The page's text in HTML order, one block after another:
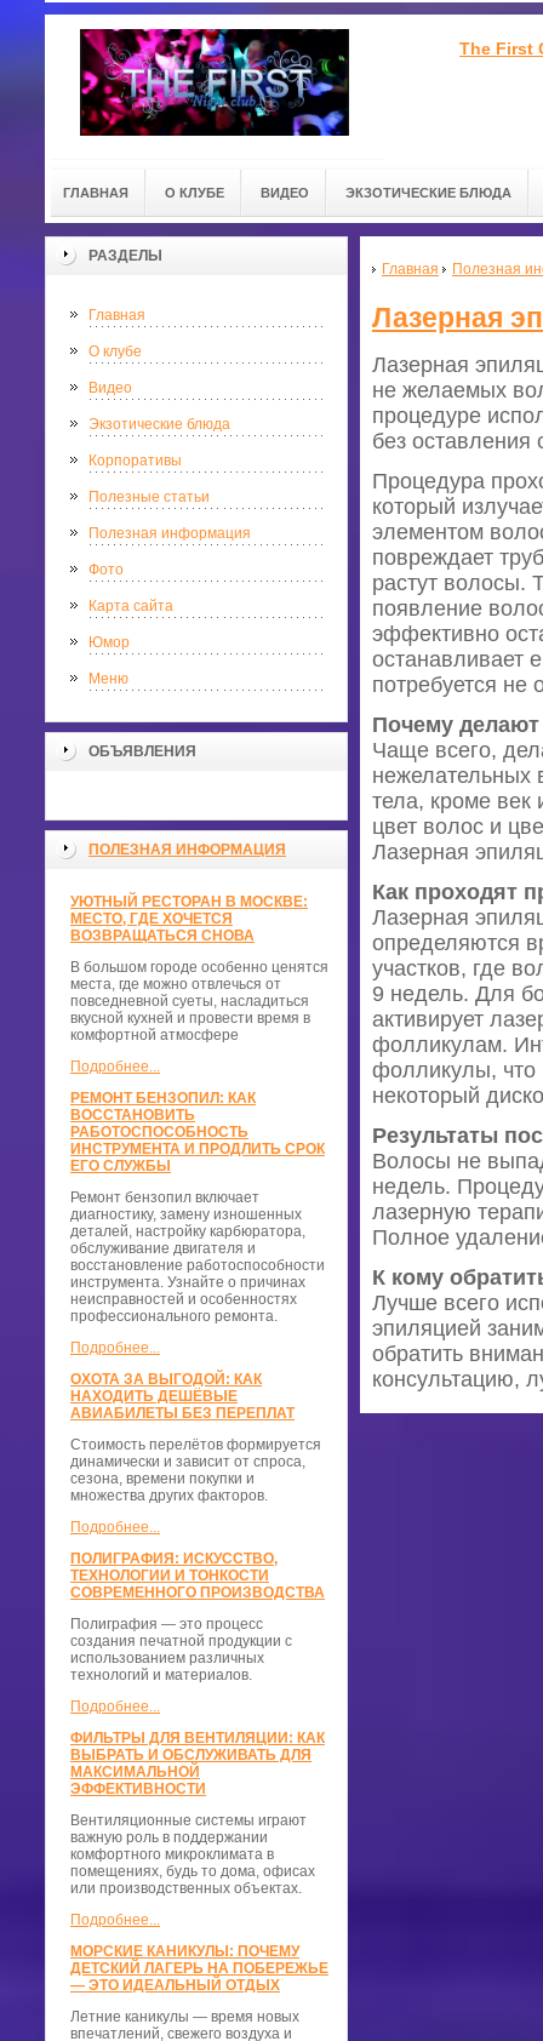
The First
ГЛАВНАЯ О КЛУБЕ ВИДЕО ЭКЗОТИЧЕСКИЕ БЛЮДА
РАЗДЕЛЫ
Главная
О клубе
Видео
Экзотические блюда
Корпоративы
Полезные статьи
Полезная информация
Фото
Карта сайта
Юмор
Меню
ОБЪЯВЛЕНИЯ
ПОЛЕЗНАЯ ИНФОРМАЦИЯ
УЮТНЫЙ РЕСТОРАН В МОСКВЕ:
МЕСТО, ГДЕ ХОЧЕТСЯ
ВОЗВРАЩАТЬСЯ СНОВА
В большом городе особенно ценятся
места, где можно отвлечься от
повседневной суеты, насладиться
вкусной кухней и провести время в
комфортной атмосфере
Подробнее...
РЕМОНТ БЕНЗОПИЛ: КАК
ВОССТАНОВИТЬ
РАБОТОСПОСОБНОСТЬ
ИНСТРУМЕНТА И ПРОДЛИТЬ СРОК
ЕГО СЛУЖБЫ
Ремонт бензопил включает
диагностику, замену изношенных
деталей, настройку карбюратора,
обслуживание двигателя и
восстановление работоспособности
инструмента. Узнайте о причинах
неисправностей и особенностях
профессионального ремонта.
Подробнее...
ОХОТА ЗА ВЫГОДОЙ: КАК
НАХОДИТЬ ДЕШЁВЫЕ
АВИАБИЛЕТЫ БЕЗ ПЕРЕПЛАТ
Стоимость перелётов формируется
динамически и зависит от спроса,
сезона, времени покупки и
множества других факторов.
Подробнее...
ПОЛИГРАФИЯ: ИСКУССТВО,
ТЕХНОЛОГИИ И ТОНКОСТИ
СОВРЕМЕННОГО ПРОИЗВОДСТВА
Полиграфия — это процесс
создания печатной продукции с
использованием различных
технологий и материалов.
Подробнее...
ФИЛЬТРЫ ДЛЯ ВЕНТИЛЯЦИИ: КАК
ВЫБРАТЬ И ОБСЛУЖИВАТЬ ДЛЯ
МАКСИМАЛЬНОЙ
ЭФФЕКТИВНОСТИ
Вентиляционные системы играют
важную роль в поддержании
комфортного микроклимата в
помещениях, будь то дома, офисах
или производственных объектах.
Подробнее...
МОРСКИЕ КАНИКУЛЫ: ПОЧЕМУ
ДЕТСКИЙ ЛАГЕРЬ НА ПОБЕРЕЖЬЕ
— ЭТО ИДЕАЛЬНЫЙ ОТДЫХ
Летние каникулы — время новых
впечатлений, свежего воздуха и
Главная Полезная
Лазерная
Лазерная
не желаемых
процедуре
без
Процедура
который
элементом
повреждает
растут волосы.
появление
эффективно
останавливает
потребуется не
Почему
Чаще всего,
нежелательных
тела, кроме век
цвет волос и
Лазерная
Как проходят
Лазерная
определяются
участков, где
9 недель. Для
активирует
фолликулам.
фолликулы, что
некоторый
Результаты
Волосы не
недель.
лазерную
Полное
К кому
Лучше всего
эпиляцией
обратить
консультацию,